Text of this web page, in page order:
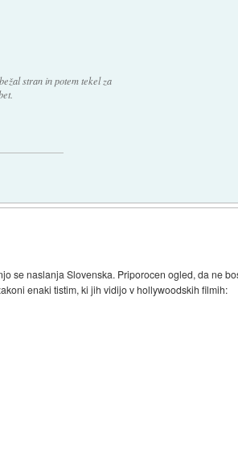
stran in potem tekel za
se naslanja Slovenska. Priporocen ogled, da ne
enaki tistim, ki jih vidijo v hollywoodskih filmih: